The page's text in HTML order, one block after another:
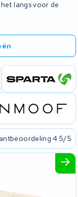
langs voor de
4.5/5